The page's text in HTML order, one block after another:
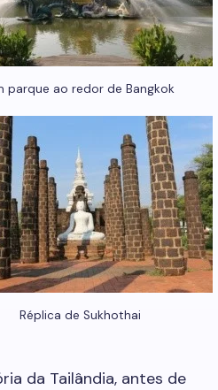
parque ao redor de Bangkok
Réplica de Sukhothai
da Tailândia, antes de